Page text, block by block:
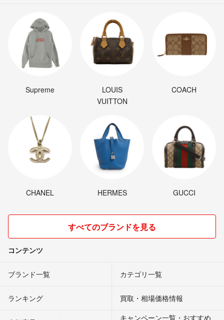
Supreme
LOUIS
VUITTON
COACH
CHANEL HERMES GUCCI
すべてのブランドを見る
コンテンツ
ブランド一覧 カテゴリ一覧
ランキング 買取・相場価格情報
キャンペーン一覧・おすすめ